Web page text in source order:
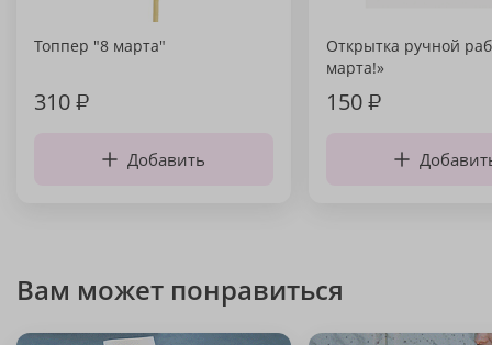
Топпер "8 марта"
310₽
Добавить
Открытка ручной
марта!»
150₽
Вам может понравиться